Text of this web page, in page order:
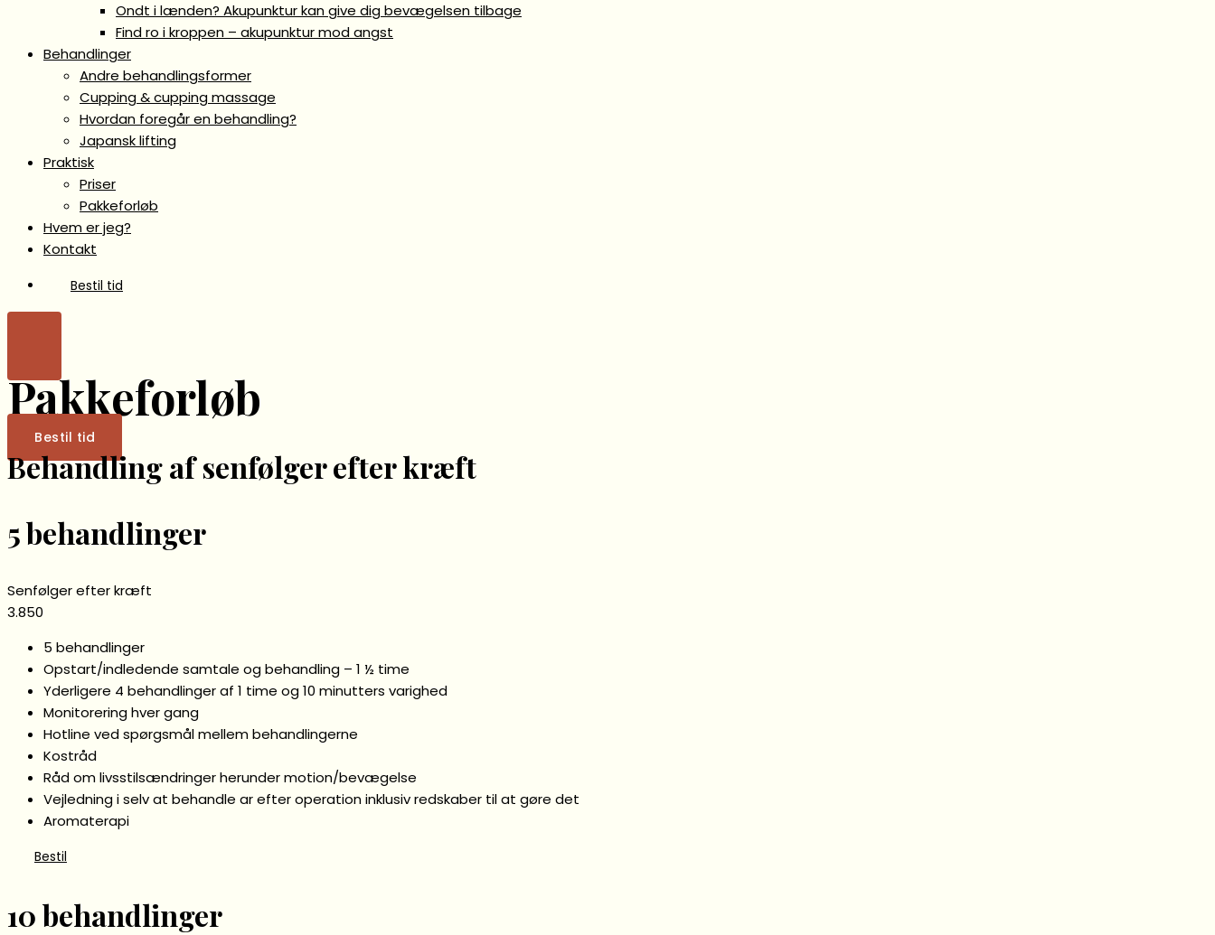
Ondt i lænden? Akupunktur kan give dig bevægelsen tilbage
Find ro i kroppen – akupunktur mod angst
Behandlinger
Andre behandlingsformer
Cupping & cupping massage
Hvordan foregår en behandling?
Japansk lifting
Praktisk
Priser
Pakkeforløb
Hvem er jeg?
Kontakt
Bestil tid
Pakkeforløb
Bestil tid
Behandling af senfølger efter kræft
5 behandlinger
Senfølger efter kræft
3.850
5 behandlinger
Opstart/indledende samtale og behandling – 1 ½ time
Yderligere 4 behandlinger af 1 time og 10 minutters varighed
Monitorering hver gang
Hotline ved spørgsmål mellem behandlingerne
Kostråd
Råd om livsstilsændringer herunder motion/bevægelse
Vejledning i selv at behandle ar efter operation inklusiv redskaber til at gøre det
Aromaterapi
Bestil
10 behandlinger